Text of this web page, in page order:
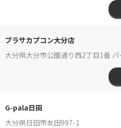
プラサカプコン大分店
大分県大分市公園通り西2丁目1番
G-pala日田
大分県日田市友田997-1